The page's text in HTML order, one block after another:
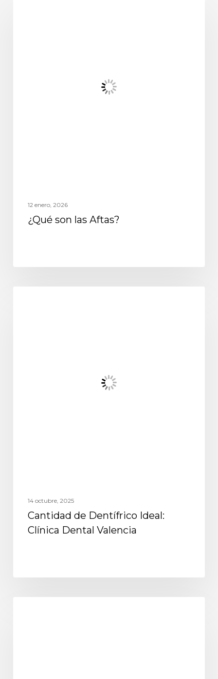
12 enero, 2026
¿Qué son las Aftas?
14 octubre, 2025
Cantidad de Dentífrico Ideal:
Clínica Dental Valencia